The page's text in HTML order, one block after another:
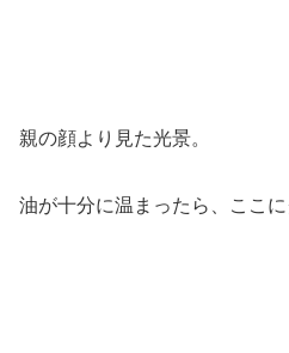
親の顔より見た光景。
油が十分に温まったら、ここに